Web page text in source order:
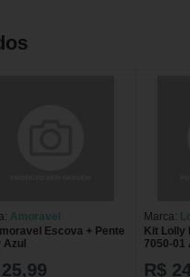
Amoravel
Escova + Pente
Azul
Marca:
Kit Lolly
7050-01
R$